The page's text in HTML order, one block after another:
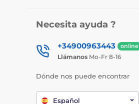
Necesita ayuda ?
+34900963443 online
Llámanos Mo-Fr 8-16
Dónde nos puede encontrar
Español